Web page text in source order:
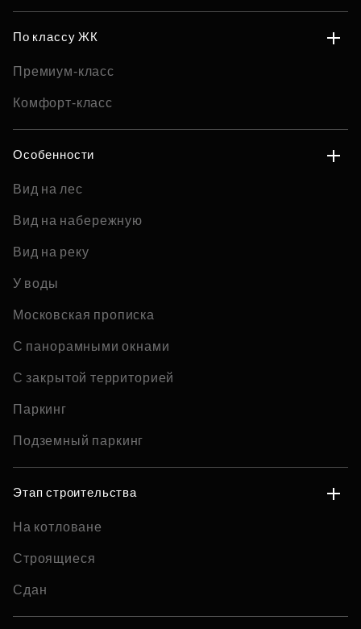
По классу ЖК
Премиум-класс
Комфорт-класс
Особенности
Вид на лес
Вид на набережную
Вид на реку
У воды
Московская прописка
С панорамными окнами
С закрытой территорией
Паркинг
Подземный паркинг
Этап строительства
На котловане
Строящиеся
Сдан